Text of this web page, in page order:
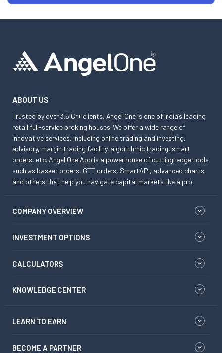
ABOUT US
Trusted by over 3.5 Cr+ clients, Angel One is one of India’s leading
retail full-service broking houses. We offer a wide range of
innovative services, including online trading and investing,
advisory, margin trading facility, algorithmic trading, smart
orders, etc. Angel One App is a powerhouse of cutting-edge tools
such as basket orders, GTT orders, SmartAPI, advanced charts
and others that help you navigate capital markets like a pro.
COMPANY OVERVIEW
INVESTMENT OPTIONS
CALCULATORS
KNOWLEDGE CENTER
LEARN TO EARN
BECOME A PARTNER